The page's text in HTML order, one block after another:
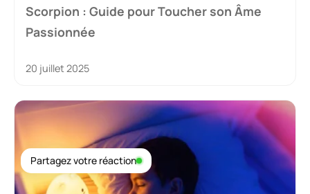
Scorpion : Guide pour Toucher son Âme
Passionnée
20 juillet 2025
Partagez votre réaction